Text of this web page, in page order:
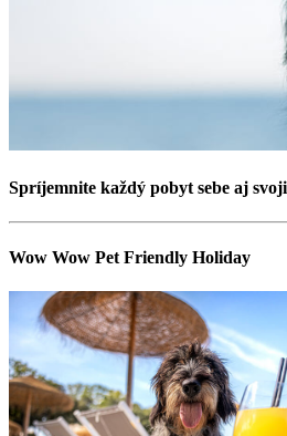
Spríjemnite každý pobyt sebe aj
Wow Wow Pet Friendly Holiday